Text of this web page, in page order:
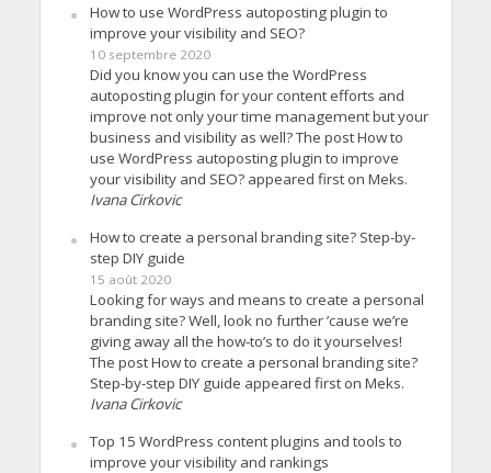
How to use WordPress autoposting plugin to
improve your visibility and SEO?
10 septembre 2020
Did you know you can use the WordPress
autoposting plugin for your content efforts and
improve not only your time management but your
business and visibility as well? The post How to
use WordPress autoposting plugin to improve
your visibility and SEO? appeared first on Meks.
Ivana Cirkovic
How to create a personal branding site? Step-by-
step DIY guide
15 août 2020
Looking for ways and means to create a personal
branding site? Well, look no further ’cause we’re
giving away all the how-to’s to do it yourselves!
The post How to create a personal branding site?
Step-by-step DIY guide appeared first on Meks.
Ivana Cirkovic
Top 15 WordPress content plugins and tools to
improve your visibility and rankings